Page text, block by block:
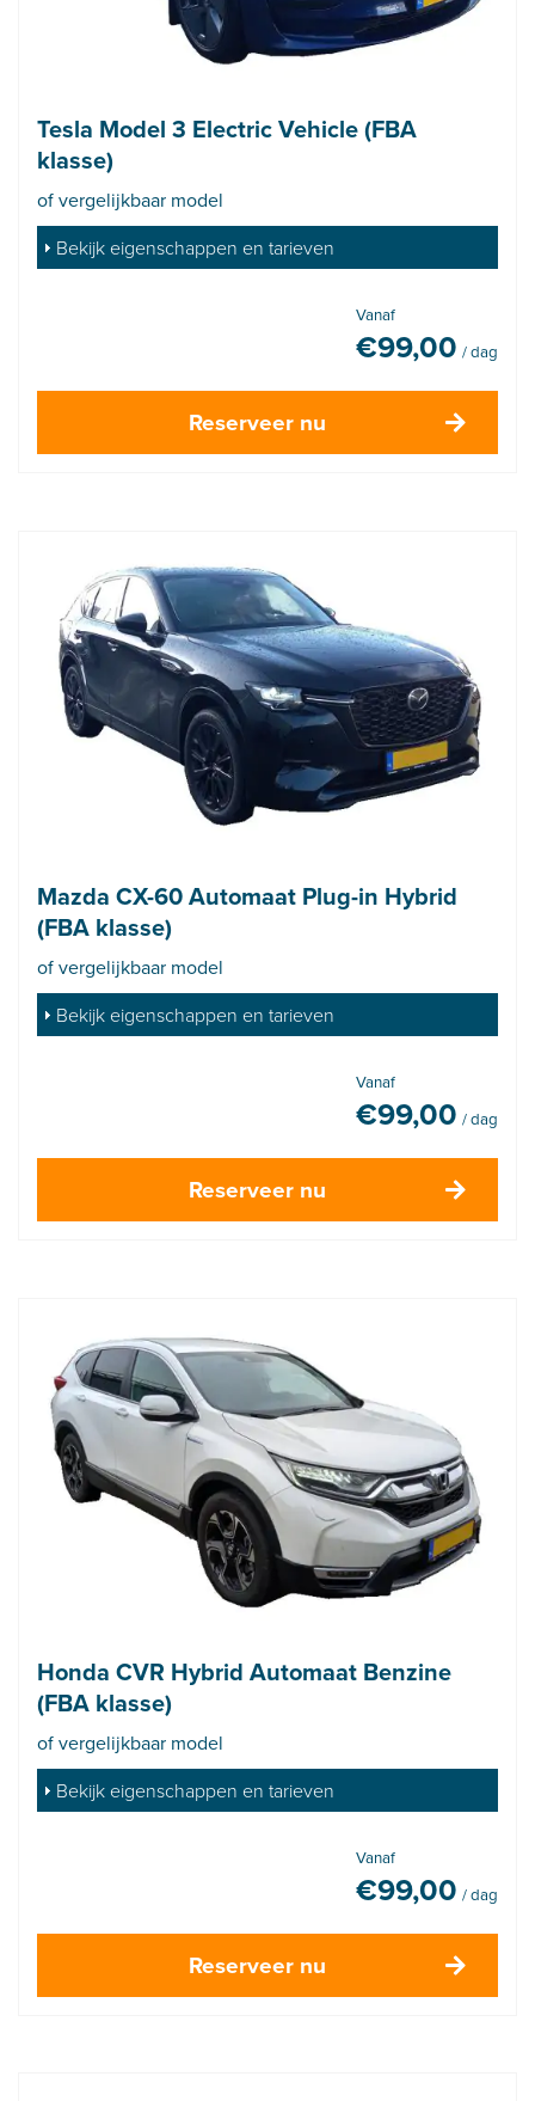
Tesla Model 3 Electric Vehicle (FBA
klasse)
of vergelijkbaar model
Bekijk eigenschappen en tarieven
Vanaf
€99,00 / dag
Reserveer nu
Mazda CX-60 Automaat Plug-in Hybrid
(FBA klasse)
of vergelijkbaar model
Bekijk eigenschappen en tarieven
Vanaf
€99,00 / dag
Reserveer nu
Honda CVR Hybrid Automaat Benzine
(FBA klasse)
of vergelijkbaar model
Bekijk eigenschappen en tarieven
Vanaf
€99,00 / dag
Reserveer nu